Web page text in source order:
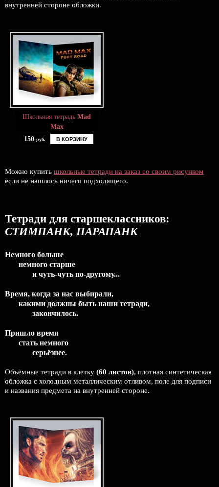
внутренней стороне обложки.
Школьная тетрадь Mad
Max
150 руб. В КОРЗИНУ
Можно купить школьные тетради на заказ со своим рисунком
если не нашлось ничего подходящего.
Тетради для старшеклассников:
СТИМПАНК, ПАРАПАНК
Немного больше
немного старше
и чуть-чуть по-другому...
Время, когда за нас выбирали,
какими должны быть наши тетради,
закончилось.
Пришло время
стать немного
серьёзнее.
Объёмные тетради в клетку (60 листов), плотная синтетическая
обложка с холодным металлическим отливом, поле для подписи
и названия предмета на внутренней стороне.